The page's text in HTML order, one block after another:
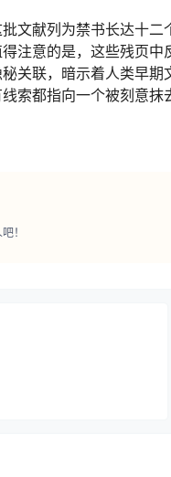
文献列为禁书长达十
注意的是，这些残页
关联，暗示着人类早
索都指向一个被刻意
！